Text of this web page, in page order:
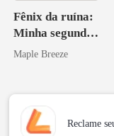
Fênix da ruína:
Minha segunda
vida e um
Maple Breeze
Reclame